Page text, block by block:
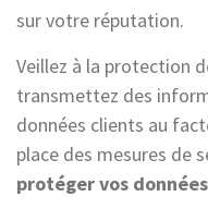
sur votre réputation.
Veillez à la protection
transmettez des
données clients au
place des mesures de
protéger vos